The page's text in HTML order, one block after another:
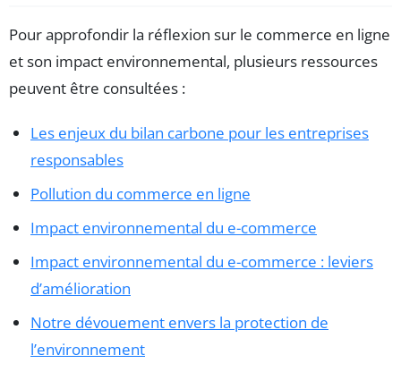
Pour approfondir la réflexion sur le commerce en ligne
et son impact environnemental, plusieurs ressources
peuvent être consultées :
Les enjeux du bilan carbone pour les entreprises
responsables
Pollution du commerce en ligne
Impact environnemental du e-commerce
Impact environnemental du e-commerce : leviers
d’amélioration
Notre dévouement envers la protection de
l’environnement